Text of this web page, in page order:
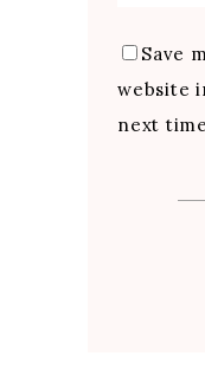
Save
website
next